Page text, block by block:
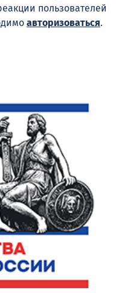
пользователей
авторизоваться.